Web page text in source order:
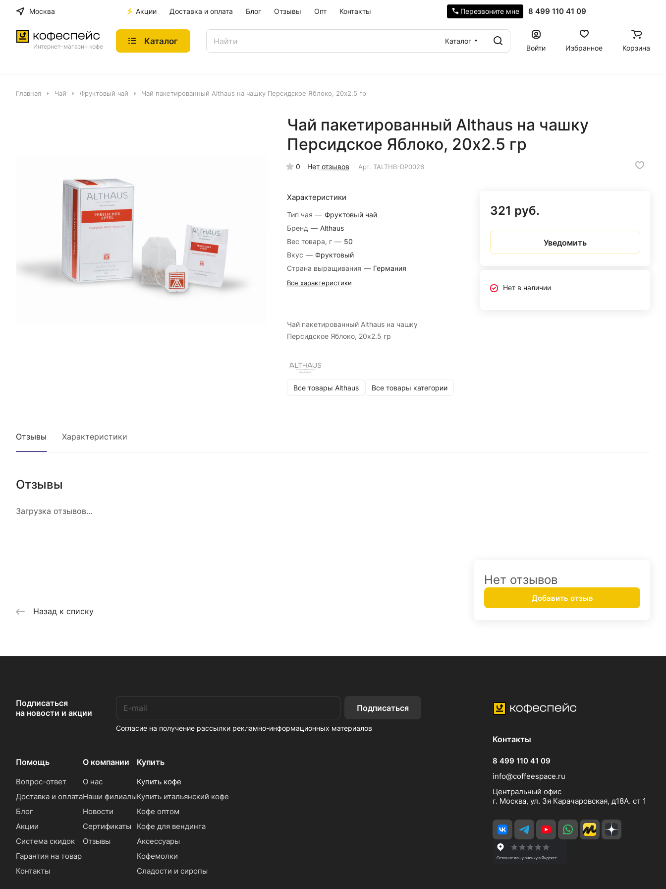
Москва Акции Доставка и оплата Блог Отзывы Опт Контакты 8 499 110 41 09
Перезвоните мне
Интернет-магазин кофе
Каталог
Каталог
Войти
Избранное Корзина
Главная Чай Фруктовый чай Чай пакетированный Althaus на чашку Персидское Яблоко, 20х2.5 гр
Чай пакетированный Althaus на чашку
Персидское Яблоко, 20х2.5 гр
0 Нет отзывов Арт. TALTHB-DP0026
Характеристики
Тип чая — Фруктовый чай
Бренд — Althaus
Вес товара, г — 50
Вкус — Фруктовый
Страна выращивания — Германия
Все характеристики
Чай пакетированный Althaus на чашку
Персидское Яблоко, 20х2.5 гр
Все товары Althaus Все товары категории
321 руб.
Уведомить
Нет в наличии
Отзывы Характеристики
Отзывы
Загрузка отзывов...
Нет отзывов
Добавить отзыв
Назад к списку
Подписаться
на новости и акции
Подписаться
Согласие на получение рассылки рекламно-информационных материалов
Помощь
Вопрос-ответ
Доставка и оплата
Блог
Акции
Система скидок
Гарантия на товар
Контакты
О компании
О нас
Наши филиалы
Новости
Сертификаты
Отзывы
Купить
Купить кофе
Купить итальянский кофе
Кофе оптом
Кофе для вендинга
Аксессуары
Кофемолки
Сладости и сиропы
Контакты
8 499 110 41 09
info@coffeespace.ru
Центральный офис
г. Москва, ул. 3я Карачаровская, д18А. ст 1